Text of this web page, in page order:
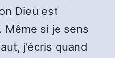
Dieu est
Même si je sens
j’écris quand